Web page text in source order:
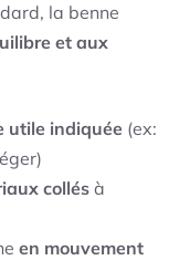
la benne
et aux
utile indiquée (ex:
collés à
en mouvement